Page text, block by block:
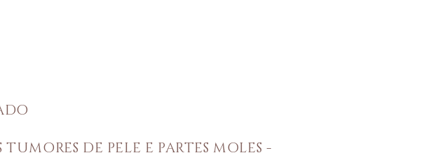
DE PELE E PARTES MOLES -